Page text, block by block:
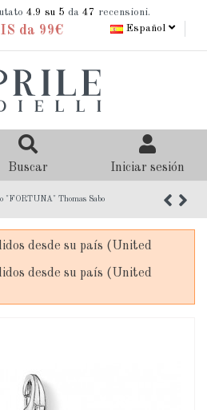
4.9 su 5 da 47 recensioni.
da 99€ Español
Buscar Iniciar sesión
"FORTUNA" Thomas Sabo
desde su país (United
desde su país (United